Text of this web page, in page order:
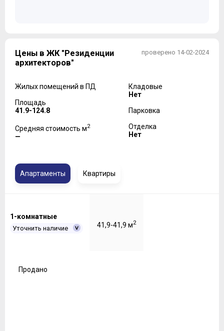
проверено 14-02-2024
Цены в ЖК "Резиденции
архитекторов"
Жилых помещений в ПД
Площадь
41.9-124.8
Средняя стоимость м2
—
Кладовые
Нет
Парковка
Отделка
Нет
Апартаменты Квартиры
1-комнатные
Уточнить наличие 41,9-41,9 м2
Продано